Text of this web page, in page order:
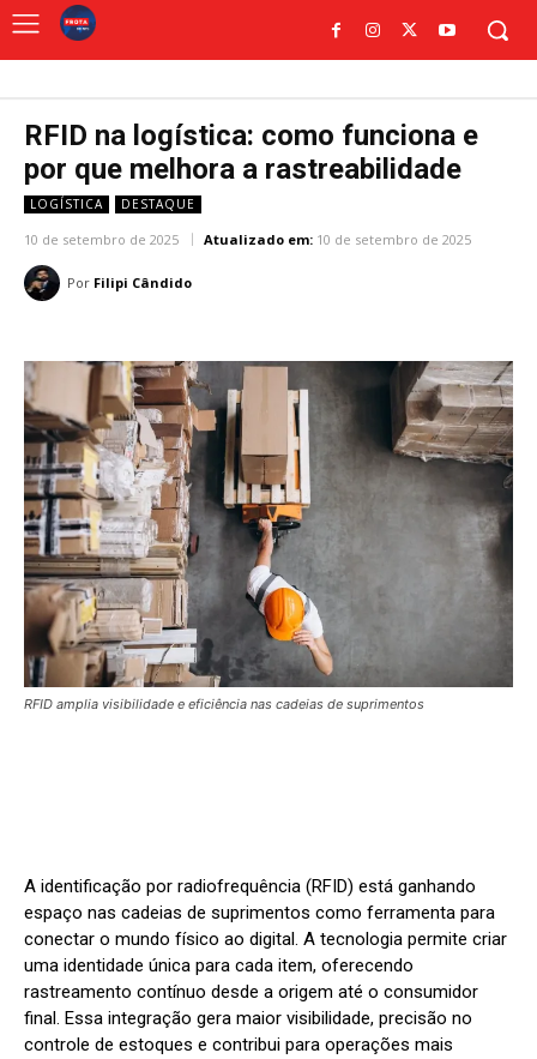
RFID na logística: como funciona e
por que melhora a rastreabilidade
LOGÍSTICA DESTAQUE
10 de setembro de 2025 Atualizado em: 10 de setembro de 2025
Por Filipi Cândido
RFID amplia visibilidade e eficiência nas cadeias de suprimentos
A identificação por radiofrequência (RFID) está ganhando
espaço nas cadeias de suprimentos como ferramenta para
conectar o mundo físico ao digital. A tecnologia permite criar
uma identidade única para cada item, oferecendo
rastreamento contínuo desde a origem até o consumidor
final. Essa integração gera maior visibilidade, precisão no
controle de estoques e contribui para operações mais